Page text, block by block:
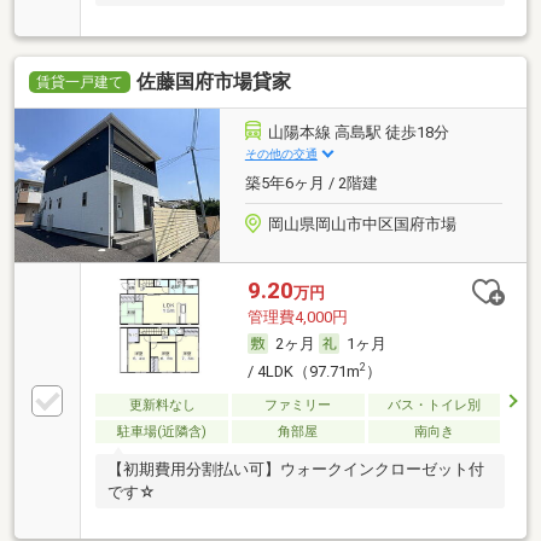
賃貸一戸建て 佐藤国府市場貸家
山陽本線 高島駅 徒歩18分
その他の交通
築5年6ヶ月 / 2階建
岡山県岡山市中区国府市場
9.20万円
管理費4,000円
2ヶ月
1ヶ月
/ 4LDK（97.71m2）
更新料なし ファミリー
バス・トイレ別
駐車場(近隣含)
角部屋 南向き
【初期費用分割払い可】ウォークインクローゼット付
です☆